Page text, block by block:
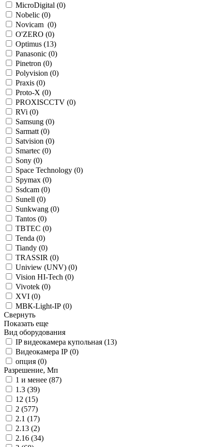
MicroDigital (0)
Nobelic (0)
Novicam (0)
O'ZERO (0)
Optimus (13)
Panasonic (0)
Pinetron (0)
Polyvision (0)
Praxis (0)
Proto-X (0)
PROXISCCTV (0)
RVi (0)
Samsung (0)
Sarmatt (0)
Satvision (0)
Smartec (0)
Sony (0)
Space Technology (0)
Spymax (0)
Ssdcam (0)
Sunell (0)
Sunkwang (0)
Tantos (0)
TBTEC (0)
Tenda (0)
Tiandy (0)
TRASSIR (0)
Uniview (UNV) (0)
Vision HI-Tech (0)
Vivotek (0)
XVI (0)
МВК-Light-IP (0)
Свернуть
Показать еще
Вид оборудования
IP видеокамера купольная (13)
Видеокамера IP (0)
опция (0)
Разрешение, Мп
1 и менее (87)
1.3 (39)
12 (15)
2 (577)
2.1 (17)
2.13 (2)
2.16 (34)